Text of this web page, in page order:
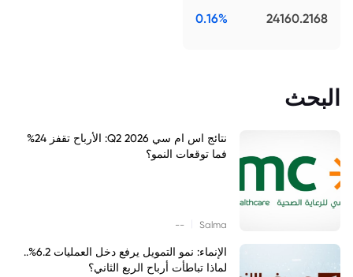
24160.2168
0.16%
البحث
نتائج اس ام سي Q2 2026: الأرباح تقفز 24%
فما توقعات النمو؟
Salma
--
الإنماء: نمو التمويل يرفع دخل العمليات 6.2%..
لماذا تباطأت أرباح الربع الثاني؟